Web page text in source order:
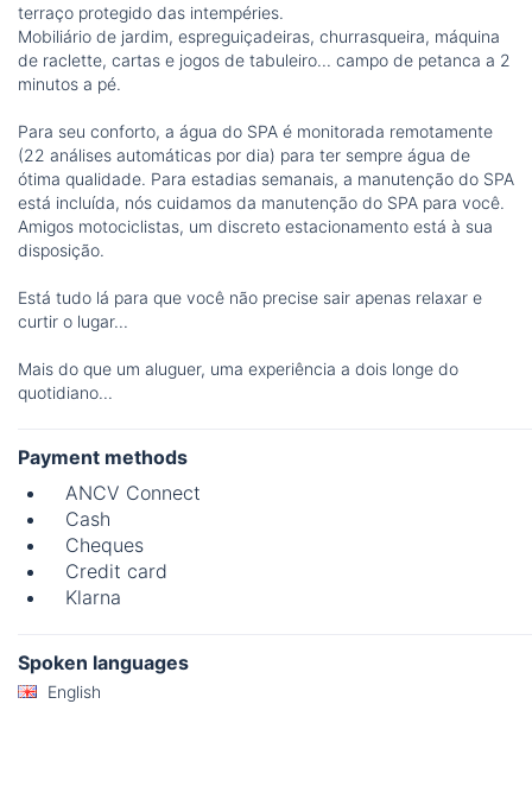
terraço protegido das intempéries.
Mobiliário de jardim, espreguiçadeiras, churrasqueira, máquina
de raclette, cartas e jogos de tabuleiro... campo de petanca a 2
minutos a pé.
Para seu conforto, a água do SPA é monitorada remotamente
(22 análises automáticas por dia) para ter sempre água de
ótima qualidade. Para estadias semanais, a manutenção do SPA
está incluída, nós cuidamos da manutenção do SPA para você.
Amigos motociclistas, um discreto estacionamento está à sua
disposição.
Está tudo lá para que você não precise sair apenas relaxar e
curtir o lugar...
Mais do que um aluguer, uma experiência a dois longe do
quotidiano...
Payment methods
ANCV Connect
Cash
Cheques
Credit card
Klarna
Spoken languages
English